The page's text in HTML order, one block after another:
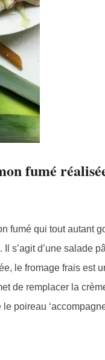
fumé
fumé qui tout autant
s’agit d’une salade
le fromage frais est
de remplacer la
poireau